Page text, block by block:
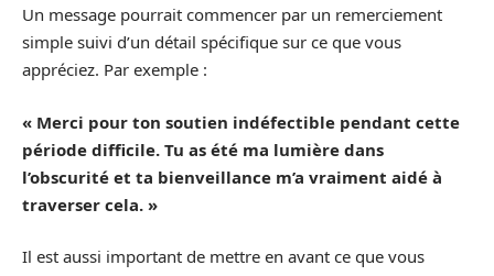
Un message pourrait commencer par un remerciement
simple suivi d’un détail spécifique sur ce que vous
appréciez. Par exemple :
« Merci pour ton soutien indéfectible pendant cette
période difficile. Tu as été ma lumière dans
l’obscurité et ta bienveillance m’a vraiment aidé à
traverser cela. »
Il est aussi important de mettre en avant ce que vous